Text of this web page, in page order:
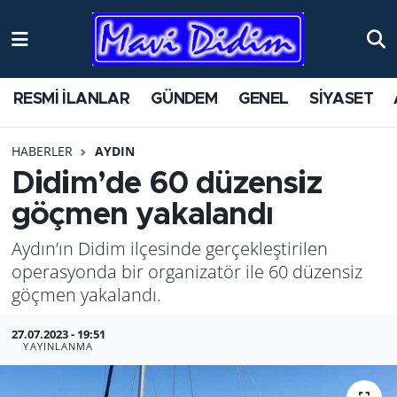
RESMİ İLANLAR GÜNDEM GENEL SİYASET
HABERLER AYDIN
Didim’de 60 düzensiz
göçmen yakalandı
Aydın’ın Didim ilçesinde gerçekleştirilen
operasyonda bir organizatör ile 60 düzensiz
göçmen yakalandı.
27.07.2023 - 19:51
YAYINLANMA
ANTİK YERLER
AYDIN
BİLİM VE TEKNOLOJİ
ÇEVRE
EĞİTİM
EKONOMİ
Nöbetçi Eczaneler
Namaz Vakitleri
Trafik Durumu
Süper Lig Puan Durumu ve Fikstür
Tüm Manşetler
Son Dakika Haberleri
Haber Arşivi